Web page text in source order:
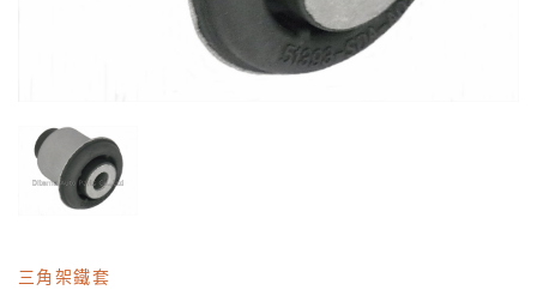
三角架鐵套